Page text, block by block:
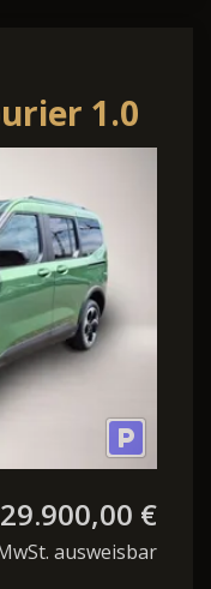
1.0
29.900,00 €
ausweisbar